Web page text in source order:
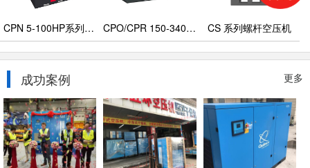
CPN 5-100HP系列螺杆式空压机 CPO/CPR 150-340 HP系列螺杆式空压机 CS 系列螺杆空压机
更多
成功案例